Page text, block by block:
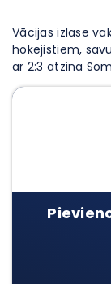
Vācijas izlase
hokejistiem,
ar 2:3 atzina